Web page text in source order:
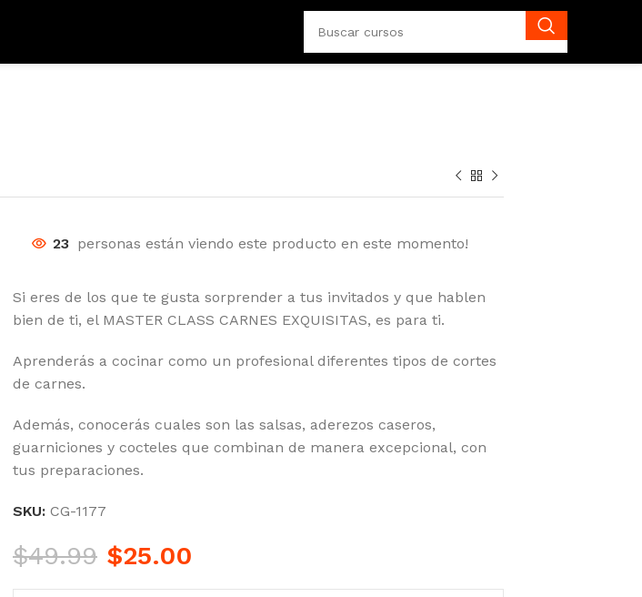
23 personas están viendo este producto en este momento!
Si eres de los que te gusta sorprender a tus invitados y que hablen
bien de ti, el MASTER CLASS CARNES EXQUISITAS, es para ti.
Aprenderás a cocinar como un profesional diferentes tipos de cortes
de carnes.
Además, conocerás cuales son las salsas, aderezos caseros,
guarniciones y cocteles que combinan de manera excepcional, con
tus preparaciones.
SKU: CG-1177
$49.99 $25.00